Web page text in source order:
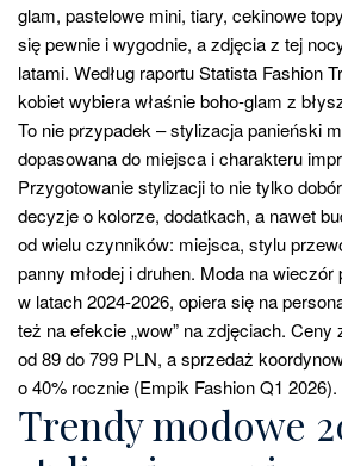
glam, pastelowe mini, tiary, cekinowe
się pewnie i wygodnie, a zdjęcia z tej
latami. Według raportu Statista Fashion
kobiet wybiera właśnie boho-glam z
To nie przypadek – stylizacja panieński
dopasowana do miejsca i charakteru
Przygotowanie stylizacji to nie tylko
decyzje o kolorze, dodatkach, a nawet
od wielu czynników: miejsca, stylu
panny młodej i druhen. Moda na
w latach 2024-2026, opiera się na
też na efekcie „wow” na zdjęciach.
od 89 do 799 PLN, a sprzedaż
o 40% rocznie (Empik Fashion Q1 2026).
Trendy modowe